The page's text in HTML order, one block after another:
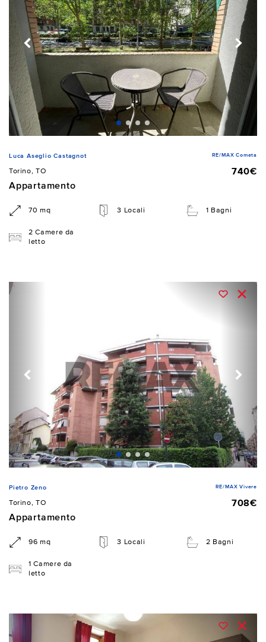
Luca Aseglio Castagnot RE/MAX Cometa
Torino, TO
740€
Appartamento
70 mq 3 Locali 1 Bagni
2 Camere da
letto
Pietro Zeno RE/MAX Vivere
Torino, TO
708€
Appartamento
96 mq 3 Locali 2 Bagni
1 Camere da
letto